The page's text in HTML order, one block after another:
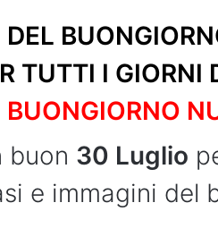
TUTTI I
buon 30 Luglio
e immagini del